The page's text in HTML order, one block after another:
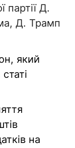
партії Д.
Д. Трамп
який
на